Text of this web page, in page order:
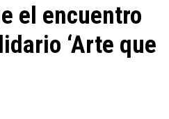
el encuentro
‘Arte que